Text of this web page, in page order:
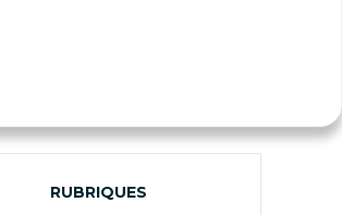
RUBRIQUES